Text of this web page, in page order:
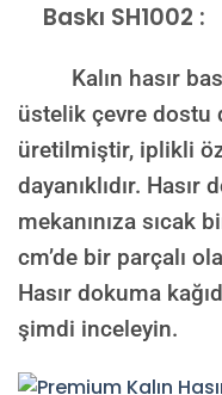
Baskı SH1002 :
Kalın hasır
üstelik çevre dostu
üretilmiştir, iplikli
dayanıklıdır. Hasır
mekanınıza sıcak
cm’de bir parçalı
Hasır dokuma
şimdi inceleyin.